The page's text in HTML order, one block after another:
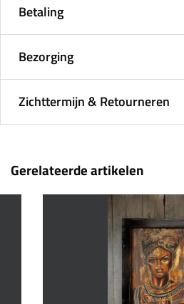
Betaling
Bezorging
Zichttermijn & Retourneren
Gerelateerde artikelen